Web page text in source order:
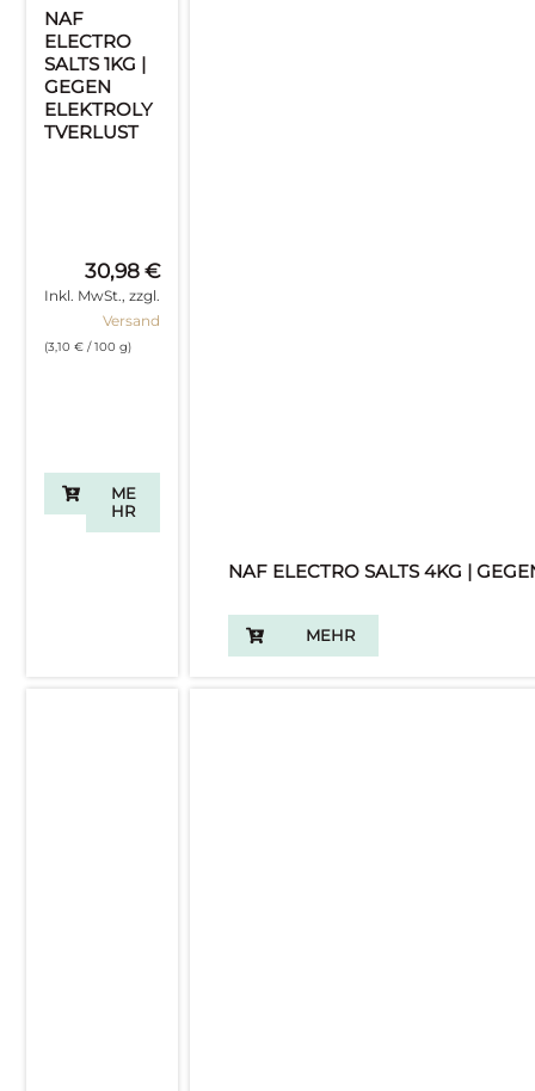
NAF
ELECTRO
SALTS 1KG |
GEGEN
ELEKTROLY
TVERLUST
30,98€
Inkl. MwSt., zzgl.
Versand
(3,10€ / 100 g)
ME
HR
NAF ELECTRO SALTS 4KG |
MEHR